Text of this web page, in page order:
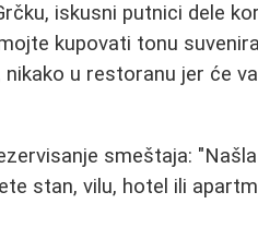
iskusni putnici dele
kupovati tonu
u restoranu jer će
smeštaja:
stan, vilu, hotel ili